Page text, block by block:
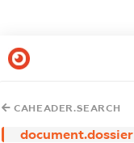
CAHEADER.SEARCH
document.dossier